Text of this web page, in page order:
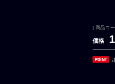
[ 商品コ
価格